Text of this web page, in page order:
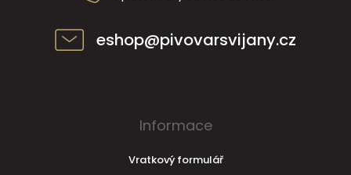
eshop@pivovarsvijany.cz
Informace
Vratkový formulář